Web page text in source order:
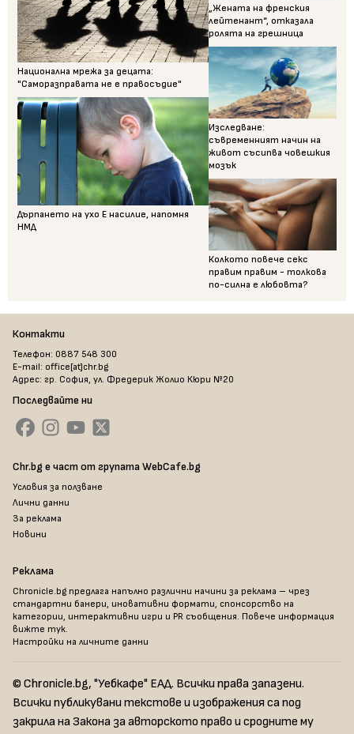
Национална мрежа за децата:
"Саморазправата не е правосъдие"
Дърпането на ухо Е насилие, напомня
НМД
„Жената на френския
лейтенант“, отказала
ролята на грешница
Изследване:
съвременният начин на
живот съсипва човешкия
мозък
Колкото повече секс
правим правим - толкова
по-силна е любовта?
Контакти
Телефон: 0887 548 300
E-mail: office[at]chr.bg
Адрес: гр. София, ул. Фредерик Жолио Кюри №20
Последвайте ни
Chr.bg е част от групата WebCafe.bg
Условия за ползване
Лични данни
За реклама
Новини
Реклама
Chronicle.bg предлага напълно различни начини за реклама – чрез
стандартни банери, иновативни формати, спонсорство на
категории, интерактивни игри и PR съобщения. Повече информация
вижте тук.
Настройки на личните данни
© Chronicle.bg, "Уебкафе" ЕАД. Всички права запазени.
Всички публикувани текстове и изображения са под
закрила на Закона за авторското право и сродните му